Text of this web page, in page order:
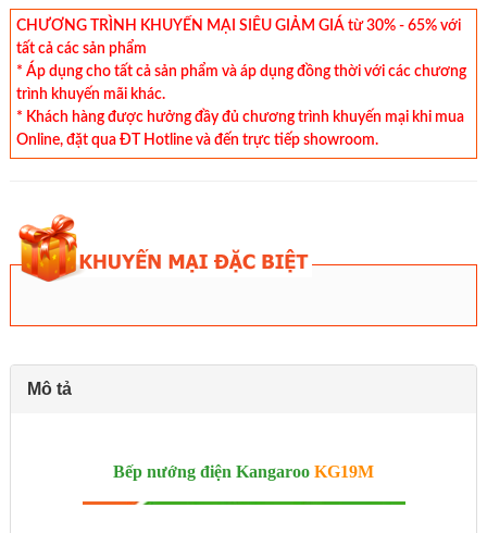
CHƯƠNG TRÌNH KHUYẾN MẠI SIÊU GIẢM GIÁ từ 30% - 65% với
tất cả các sản phẩm
* Áp dụng cho tất cả sản phẩm và áp dụng đồng thời với các chương
trình khuyến mãi khác.
* Khách hàng được hưởng đầy đủ chương trình khuyến mại khi mua
Online, đặt qua ĐT Hotline và đến trực tiếp showroom.
Mô tả
Bếp nướng điện Kangaroo KG19M